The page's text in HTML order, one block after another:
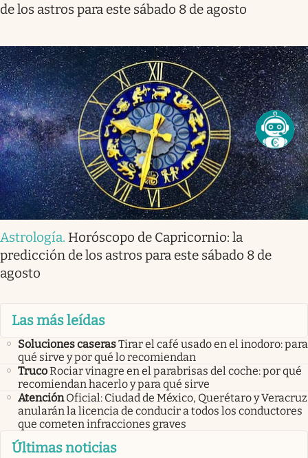
de los astros para este sábado 8 de agosto
Astrología. Horóscopo de Capricornio: la
predicción de los astros para este sábado 8 de
agosto
Las más leídas
Soluciones caserasTirar el café usado en el inodoro: para
qué sirve y por qué lo recomiendan
TrucoRociar vinagre en el parabrisas del coche: por qué
recomiendan hacerlo y para qué sirve
Atención Oficial: Ciudad de México, Querétaro y Veracruz
anularán la licencia de conducir a todos los conductores
que cometen infracciones graves
Últimas noticias